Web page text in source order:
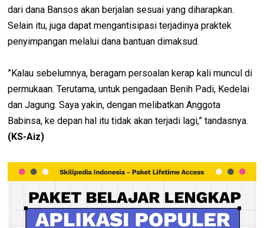
dari dana Bansos akan berjalan sesuai yang diharapkan.
Selain itu, juga dapat mengantisipasi terjadinya praktek
penyimpangan melalui dana bantuan dimaksud.
”Kalau sebelumnya, beragam persoalan kerap kali muncul di
permukaan. Terutama, untuk pengadaan Benih Padi, Kedelai
dan Jagung. Saya yakin, dengan melibatkan Anggota
Babinsa, ke depan hal itu tidak akan terjadi lagi,” tandasnya.
(KS-Aiz)